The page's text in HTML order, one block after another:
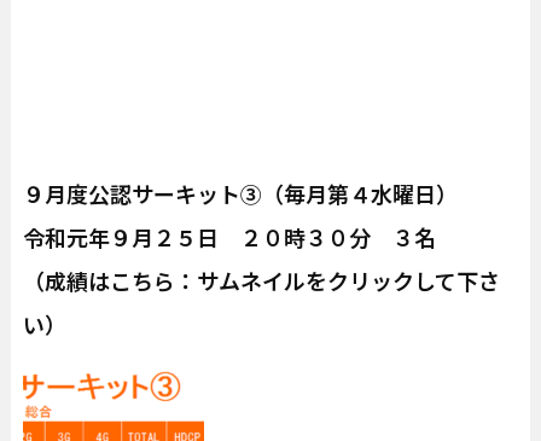
９月度公認サーキット③（毎月第４水曜日）
令和元年９月２５日 ２０時３０分 ３名
（成績はこちら：サムネイルをクリックして下さ
い）